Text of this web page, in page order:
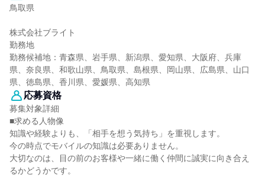
鳥取県
株式会社ブライト
勤務地
勤務候補地：青森県、岩手県、新潟県、愛知県、大阪府、兵庫
県、奈良県、和歌山県、鳥取県、島根県、岡山県、広島県、山口
県、徳島県、香川県、愛媛県、高知県
応募資格
募集対象詳細
■求める人物像
知識や経験よりも、「相手を想う気持ち」を重視します。
今の時点でモバイルの知識は必要ありません。
大切なのは、目の前のお客様や一緒に働く仲間に誠実に向き合え
るかどうかです。